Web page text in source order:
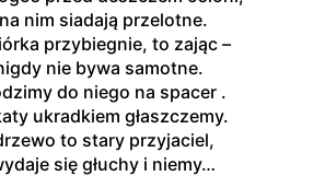
na nim siadają przelotne.
rka przybiegnie, to zając –
nie bywa samotne.
do niego na spacer .
ukradkiem głaszczemy.
to stary przyjaciel,
się głuchy i niemy…